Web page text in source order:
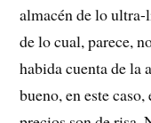
almacén de lo
de lo cual, parece,
habida cuenta de la
bueno, en este